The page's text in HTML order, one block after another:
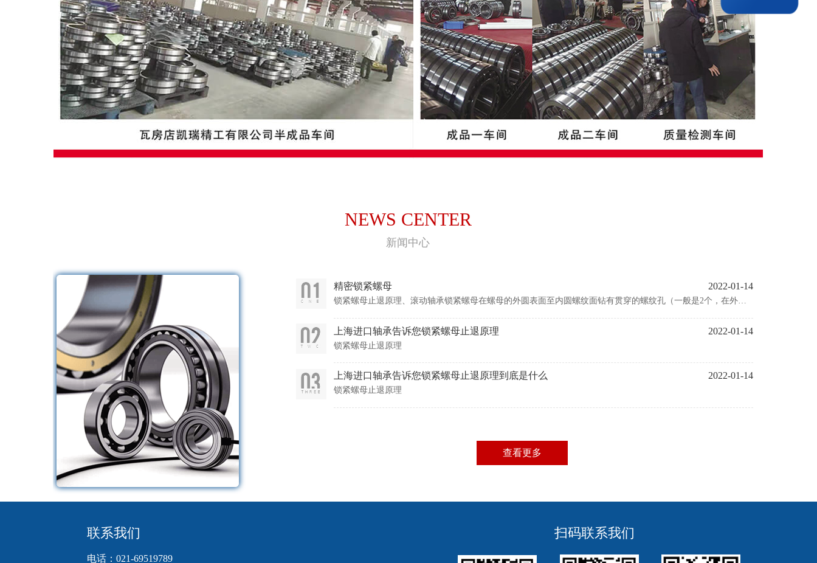
NEWS CENTER
新闻中心
精密锁紧螺母 2022-01-14
锁紧螺母止退原理、滚动轴承锁紧螺母在螺母的外圆表面至内圆螺纹面钻有贯穿的螺纹孔（一般是2个，在外圆
销
上海进口轴承告诉您锁紧螺母止退原理 2022-01-14
锁紧螺母止退原理
上海进口轴承告诉您锁紧螺母止退原理到底是什么 2022-01-14
锁紧螺母止退原理
查看更多
联系我们
电话：021-69519789
扫码联系我们